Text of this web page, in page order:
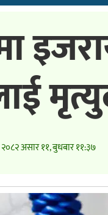
२०८२ असार ११, बुधबार ११:३७